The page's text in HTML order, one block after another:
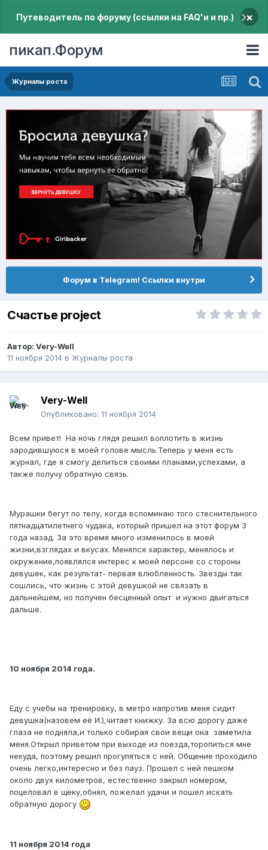
Путеводитель по форуму (ссылки на FAQ'и и пр.) ×
пикап.Форум
Журналы роста
Форум в Telegram! Ссылки внутри
Счастье project
Автор: Very-Well
11 ноября 2014 в Журналы роста
Very-Well
Опубликовано: 11 ноября 2014
Всем привет! На ночь глядя решил воплотить в жизнь
зародившуюся в моей голове мысль.Теперь у меня есть
журнал, где я смогу делиться своими планами,успехами, а
также получу обратную связь.
Мурашки бегут по телу, когда вспоминаю того стеснительного
пятнадцатилетнего чудака, который пришел на этот форум 3
года назад. За это время много изменилось в моей
жизни,взглядах и вкусах. Менялся характер, менялось и
окружение,появлялся интерес к моей персоне со стороны
девушек, как результат- первая влюбленность. Звезды так
сошлись, что жизнь с этой девушкой не связать в
дальнейшем, но получен бесценный опыт и нужно двигаться
дальше.
10 ноября 2014 года.
Еду с учебы на тренировку, в метро напротив меня сидит
девушка(назовем её И.),читает книжку. За всю дорогу даже
глаза не подняла,и только собирая свои вещи она заметила
меня.Открыл приветом при выходе из поезда,торопиться мне
некуда, поэтому решил прогуляться с ней. Общение проходило
очень легко,интересно и без пауз. Прошел с ней пешком
около двух километров, естественно закрыл номером,
поцеловал в щеку,обнял, пожелал удачи и пошел искать
обратную дорогу
11 ноября 2014 года